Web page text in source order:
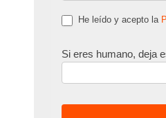
He leído y acepto la
Si eres humano, deja